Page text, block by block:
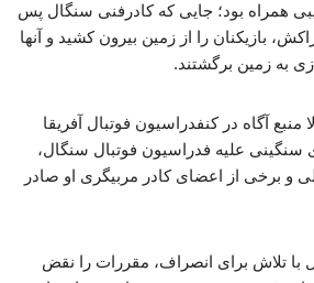
همراه بود؛ جایی که کادرفنی سنگال پس
بازیکنان را از زمین بیرون کشید و آنها
به زمین برگشتند.
آگاه در کنفدراسیون فوتبال آفریقا
سنگینی علیه فدراسیون فوتبال سنگال،
و برخی از اعضای کادر مربیگری او صادر
با تلاش برای انصراف، مقررات را نقض